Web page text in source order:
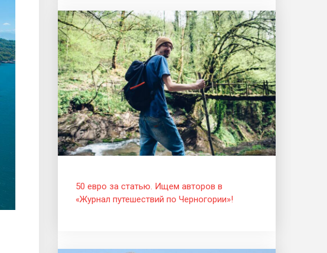
50 евро за статью. Ищем авторов в
«Журнал путешествий по Черногории»!